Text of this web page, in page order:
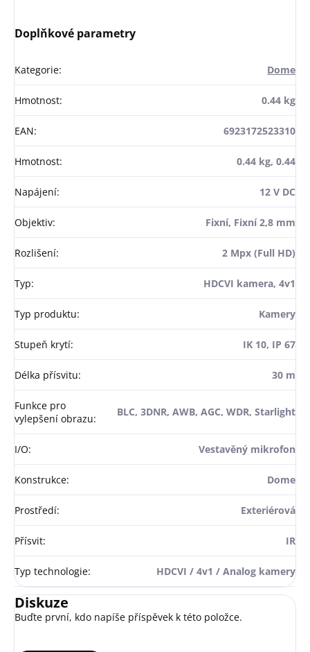
Doplňkové parametry
Kategorie: Dome
Hmotnost: 0.44 kg
EAN: 6923172523310
Hmotnost: 0.44 kg, 0.44
Napájení: 12 V DC
Objektiv: Fixní, Fixní 2,8 mm
Rozlišení: 2 Mpx (Full HD)
Typ: HDCVI kamera, 4v1
Typ produktu: Kamery
Stupeň krytí: IK 10, IP 67
Délka přísvitu: 30 m
Funkce pro
vylepšení obrazu:
BLC, 3DNR, AWB, AGC, WDR, Starlight
I/O: Vestavěný mikrofon
Konstrukce: Dome
Prostředí: Exteriérová
Přísvit: IR
Typ technologie: HDCVI / 4v1 / Analog kamery
Diskuze
Buďte první, kdo napíše příspěvek k této položce.